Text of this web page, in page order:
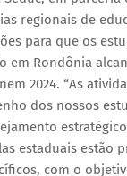
regionais de
para que os
em Rondônia
2024. “As
dos nossos
estaduais estão
com o